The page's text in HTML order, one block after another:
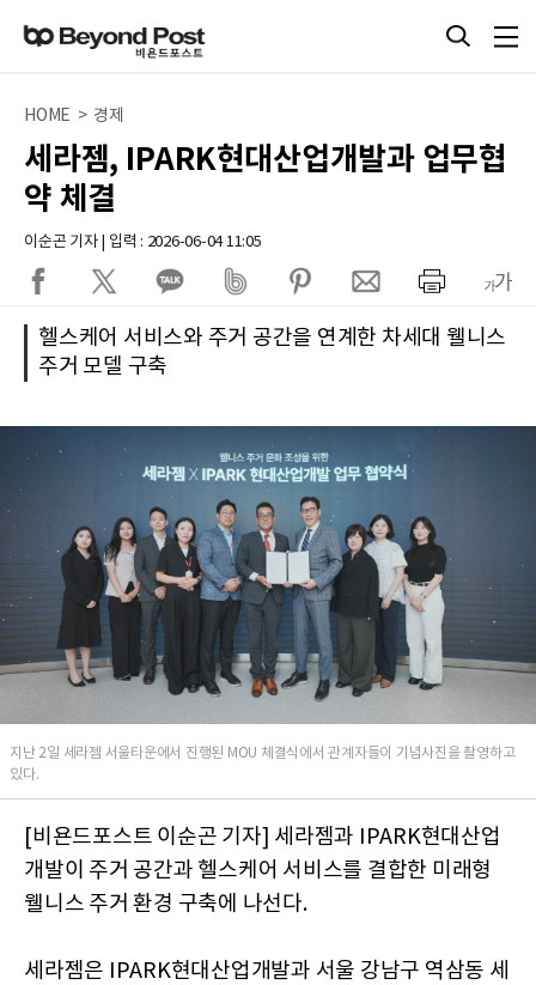
HOME > 경제
세라젬, IPARK현대산업개발과 업무협
약 체결
이순곤 기자 | 입력 : 2026-06-04 11:05
헬스케어 서비스와 주거 공간을 연계한 차세대 웰니스
주거 모델 구축
지난 2일 세라젬 서울타운에서 진행된 MOU 체결식에서 관계자들이 기념사진을 촬영하고
있다.
[비욘드포스트 이순곤 기자] 세라젬과 IPARK현대산업
개발이 주거 공간과 헬스케어 서비스를 결합한 미래형
웰니스 주거 환경 구축에 나선다.
세라젬은 IPARK현대산업개발과 서울 강남구 역삼동 세